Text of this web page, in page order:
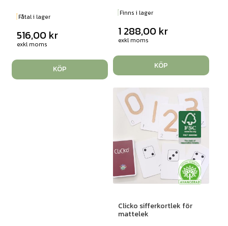
Fåtal i lager
516,00 kr
exkl moms
KÖP
Finns i lager
1 288,00 kr
exkl moms
KÖP
Clicko sifferkortlek för
mattelek